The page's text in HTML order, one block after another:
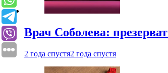
Врач Соболева:
2 года спустя2 года спустя